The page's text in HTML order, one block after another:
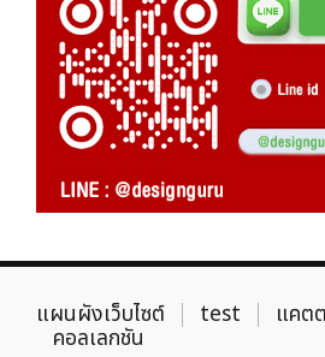
แผนผังเว็บไซต์ test แคต
คอลเลกชัน